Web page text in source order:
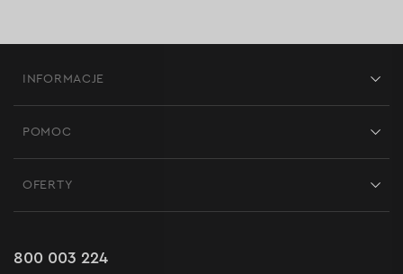
INFORMACJE
Regulamin sklepu internetowego
POMOC
Gwarancja i serwis
OFERTY
800 003 224